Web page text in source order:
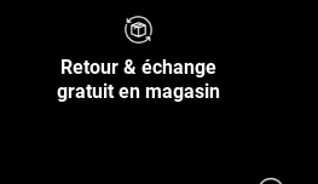
Retour & échange
gratuit en magasin